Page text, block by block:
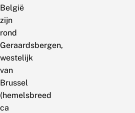
België
zijn
rond
Geraardsbergen,
westelijk
van
Brussel
(hemelsbreed
ca